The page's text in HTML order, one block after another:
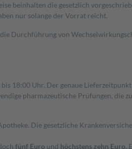
beinhalten die gesetzlich
nur solange der Vorrat reicht.
Durchführung von
18:00 Uhr. Der genaue
pharmazeutische Prüfungen, die
Die gesetzliche
fünf Euro und höchstens zehn Euro.